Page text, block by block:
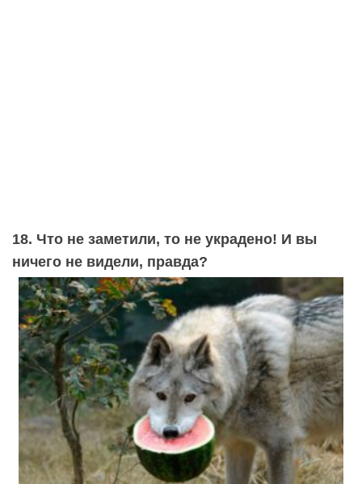
18. Что не заметили, то не украдено! И вы
ничего не видели, правда?